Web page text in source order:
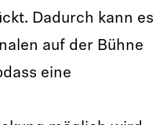
Dadurch kann es
auf der Bühne
eine